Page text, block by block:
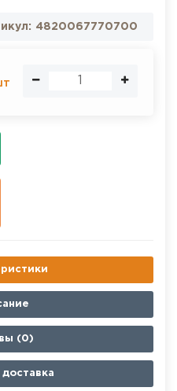
4820067770700
(0)